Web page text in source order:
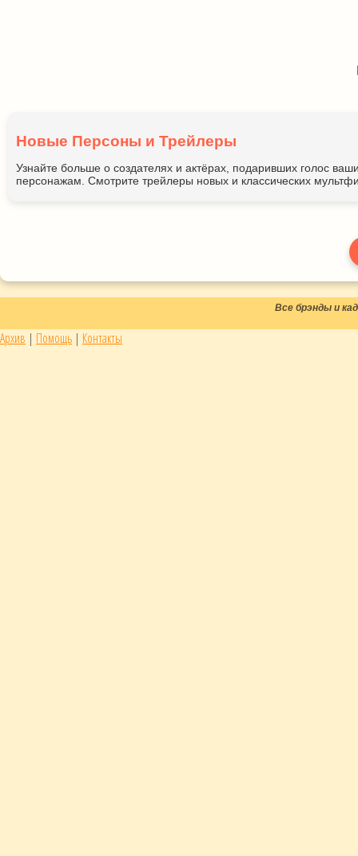
Новые Персоны и Трейлеры
Узнайте больше о создателях и актёрах, подаривших голос
персонажам. Смотрите трейлеры новых и классических
Все брэнды и
Архив | Помощь | Контакты